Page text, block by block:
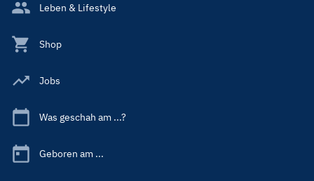
Leben & Lifestyle
Shop
Jobs
Was geschah am ...?
Geboren am ...